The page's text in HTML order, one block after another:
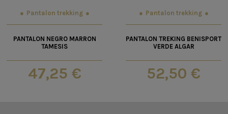
Pantalon trekking
PANTALON NEGRO MARRON
TAMESIS
47,25 €
Pantalon trekking
PANTALON TREKING BENISPORT
VERDE ALGAR
52,50 €